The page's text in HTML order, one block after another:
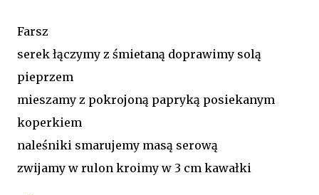
Farsz
serek łączymy z śmietaną doprawimy solą
pieprzem
mieszamy z pokrojoną papryką posiekanym
koperkiem
naleśniki smarujemy masą serową
zwijamy w rulon kroimy w 3 cm kawałki